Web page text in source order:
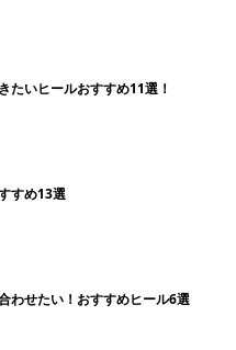
たいヒールおすすめ11選！
すめ13選
わせたい！おすすめヒール6選